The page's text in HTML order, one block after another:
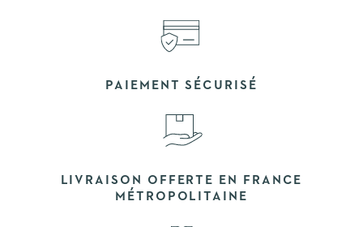
PAIEMENT SÉCURISÉ
LIVRAISON OFFERTE EN FRANCE
MÉTROPOLITAINE